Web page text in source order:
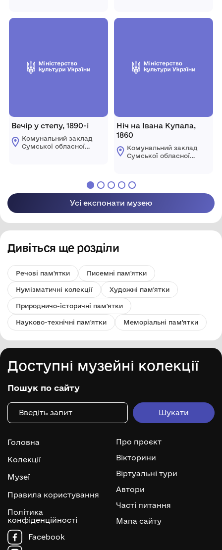
музей ім. Н.
Вечір у степу, 1890-і
Комунальний заклад
Сумської обласної
музей ім. Н.
Ніч на Івана Купала,
1860
Комунальний заклад
Сумської обласної
Онацького"
Усі експонати музею
Дивіться ще розділи
Речові пам'ятки Писемні пам'ятки
Нумізматичні колекції Художні пам'ятки
Природничо-історичні пам'ятки
Науково-технічні пам'ятки Меморіальні пам'ятки
Доступні музейні колекції
Пошук по сайту
Головна
Колекції
Музеї
Правила користування
Політика
конфіденційності
Про проєкт
Вікторини
Віртуальні тури
Автори
Часті питання
Мапа сайту
Facebook